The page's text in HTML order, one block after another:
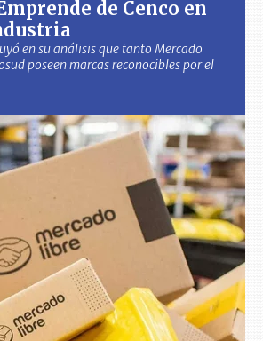
de Cenco en
en su análisis que tanto Mercado
poseen marcas reconocibles por el